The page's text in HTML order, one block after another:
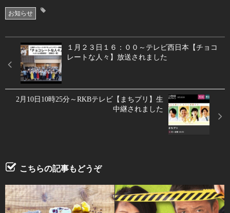
お知らせ
１月２３日１６：００～テレビ西日本【チョコ
レートな人々】放送されました
2月10日10時25分～RKBテレビ【まちプリ】生
中継されました
こちらの記事もどうぞ